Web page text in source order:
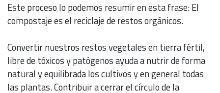
Este proceso lo podemos resumir en esta frase: El
compostaje es el reciclaje de restos orgánicos.
Convertir nuestros restos vegetales en tierra fértil,
libre de tóxicos y patógenos ayuda a nutrir de forma
natural y equilibrada los cultivos y en general todas
las plantas. Contribuir a cerrar el círculo de la